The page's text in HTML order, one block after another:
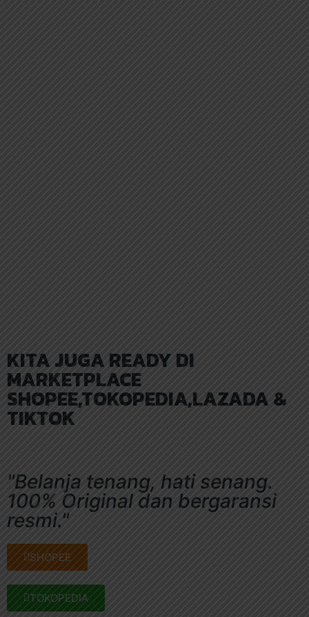
KITA JUGA READY DI
MARKETPLACE
SHOPEE,TOKOPEDIA,LAZADA &
TIKTOK
"Belanja tenang, hati senang.
100% Original dan bergaransi
resmi."
SHOPEE
TOKOPEDIA